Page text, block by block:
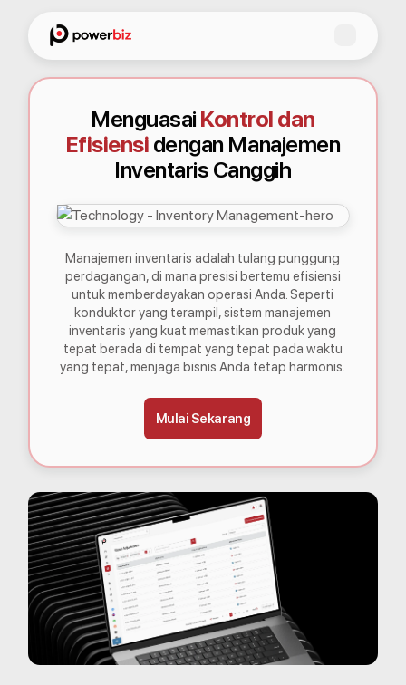
Menguasai Kontrol dan
Efisiensi dengan Manajemen
Inventaris Canggih
Manajemen inventaris adalah tulang punggung
perdagangan, di mana presisi bertemu efisiensi
untuk memberdayakan operasi Anda. Seperti
konduktor yang terampil, sistem manajemen
inventaris yang kuat memastikan produk yang
tepat berada di tempat yang tepat pada waktu
yang tepat, menjaga bisnis Anda tetap harmonis.
Mulai Sekarang